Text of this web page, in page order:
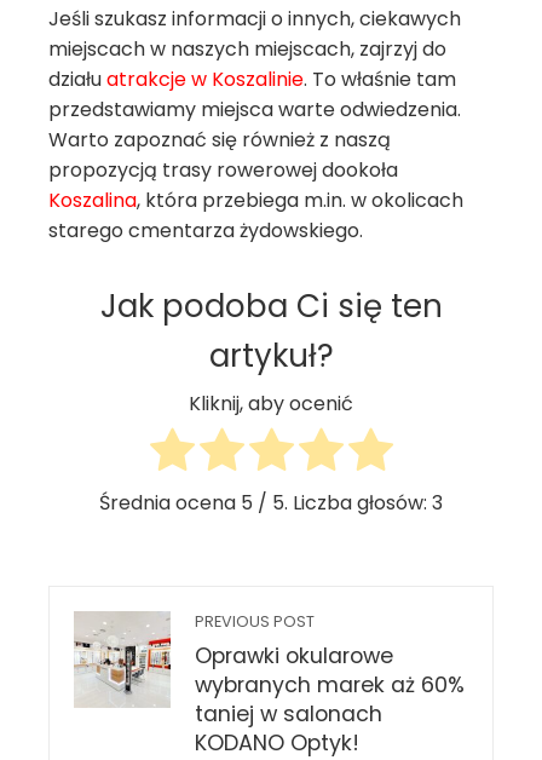
Jeśli szukasz informacji o innych, ciekawych
miejscach w naszych miejscach, zajrzyj do
działuatrakcje w Koszalinie. To właśnie tam
przedstawiamy miejsca warte odwiedzenia.
Warto zapoznać się również z naszą
propozycją trasy rowerowej dookoła
Koszalina, która przebiega m.in. w okolicach
starego cmentarza żydowskiego.
Jak podoba Ci się ten
artykuł?
Kliknij, aby ocenić
Średnia ocena 5 / 5. Liczba głosów: 3
PREVIOUS POST
Oprawki okularowe
wybranych marek aż 60%
taniej w salonach
KODANO Optyk!